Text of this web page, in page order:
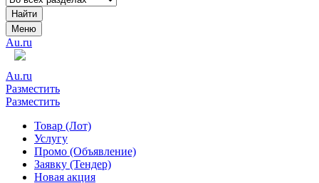
Найти
Меню
Au.ru
Au.ru
Разместить
Разместить
Товар (Лот)
Услугу
Промо (Объявление)
Заявку (Тендер)
Новая акция